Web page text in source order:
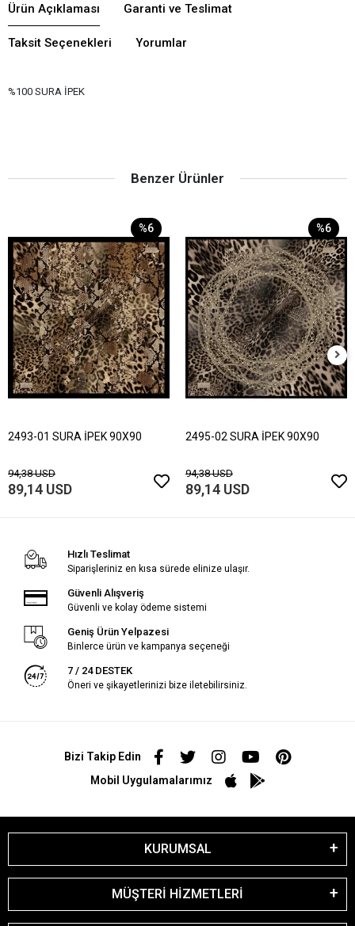
Ürün Açıklaması Garanti ve Teslimat
Taksit Seçenekleri Yorumlar
%100 SURA İPEK
Benzer Ürünler
%6
2493-01 SURA İPEK 90X90
94,38 USD
89,14 USD
%6
2495-02 SURA İPEK 90X90
94,38 USD
89,14 USD
Hızlı Teslimat
Siparişleriniz en kısa sürede elinize ulaşır.
Güvenli Alışveriş
Güvenli ve kolay ödeme sistemi
Geniş Ürün Yelpazesi
Binlerce ürün ve kampanya seçeneği
7 / 24 DESTEK
Öneri ve şikayetlerinizi bize iletebilirsiniz.
Bizi Takip Edin
Mobil Uygulamalarımız
KURUMSAL
MÜŞTERİ HİZMETLERİ